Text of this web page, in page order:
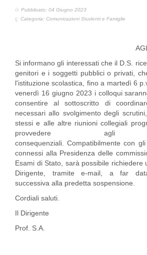
Pubblicato: 04 Giugno 2023
Categoria: Comunicazioni Studenti e Famiglie
Si informano gli interessati che il D.S.
genitori e i soggetti pubblici o privati,
l'istituzione scolastica, fino a martedì 6
venerdì 16 giugno 2023 i colloqui
consentire al sottoscritto di
necessari allo svolgimento degli
stessi e alle altre riunioni collegiali
provvedere agli
consequenziali. Compatibilmente con
connessi alla Presidenza delle
Esami di Stato, sarà possibile richiedere
Dirigente, tramite e-mail, a far
successiva alla predetta sospensione.
Cordiali saluti.
Il Dirigente
Prof. S.A.